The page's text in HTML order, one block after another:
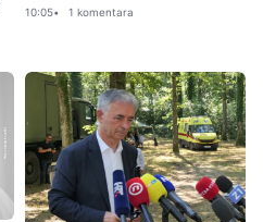
10:05 1 komentara